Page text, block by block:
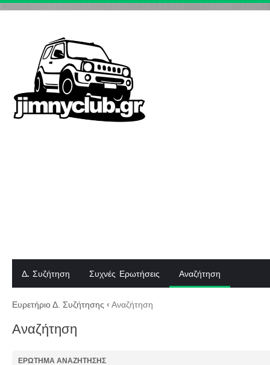
Δ. Συζήτηση Συχνές Ερωτήσεις Αναζήτηση
Ευρετήριο Δ. Συζήτησης ‹ Αναζήτηση
Αναζήτηση
ΕΡΏΤΗΜΑ ΑΝΑΖΉΤΗΣΗΣ